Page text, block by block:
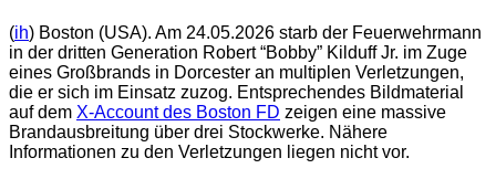
(ih) Boston (USA). Am 24.05.2026 starb der Feuerwehrmann
in der dritten Generation Robert “Bobby” Kilduff Jr. im Zuge
eines Großbrands in Dorcester an multiplen Verletzungen,
die er sich im Einsatz zuzog. Entsprechendes Bildmaterial
auf dem X-Account des Boston FD zeigen eine massive
Brandausbreitung über drei Stockwerke. Nähere
Informationen zu den Verletzungen liegen nicht vor.